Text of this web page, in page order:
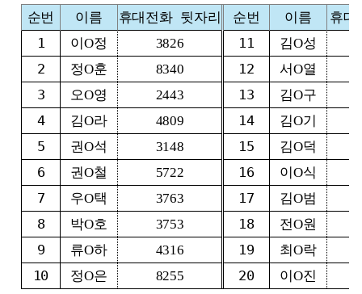
순번
이름 휴대전화 뒷자리 순번 이름
휴대
1
이O정 3826 11 김O성
2 정O훈 8340 12 서O열
3 오O영 2443 13 김O구
4 김O라 4809 14 김O기
5 권O석 3148 15 김O덕
6 권O철 5722 16 이O식
7 우O택 3763 17 김O범
8 박O호 3753 18 전O원
9 류O하 4316 19 최O락
10 정O은 8255 20 이O진